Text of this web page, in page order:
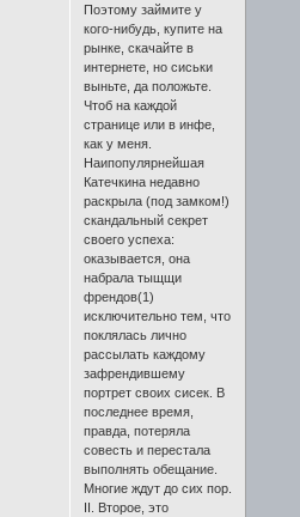
Поэтому займите у
кого-нибудь, купите на
рынке, скачайте в
интернете, но сиськи
выньте, да положьте.
Чтоб на каждой
странице или в инфе,
как у меня.
Наипопулярнейшая
Катечкина недавно
раскрыла (под замком!)
скандальный секрет
своего успеха:
оказывается, она
набрала тыщщи
френдов(1)
исключительно тем, что
поклялась лично
рассылать каждому
зафрендившему
портрет своих сисек. В
последнее время,
правда, потеряла
совесть и перестала
выполнять обещание.
Многие ждут до сих пор.
II. Второе, это